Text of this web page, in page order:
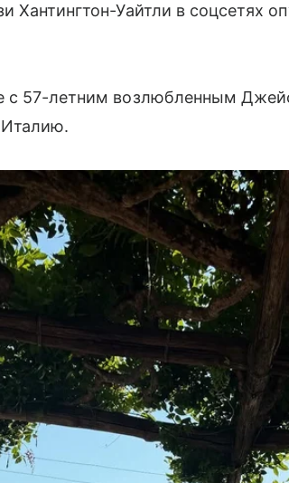
Хантингтон-Уайтли в соцсетях
с 57-летним возлюбленным
Италию.